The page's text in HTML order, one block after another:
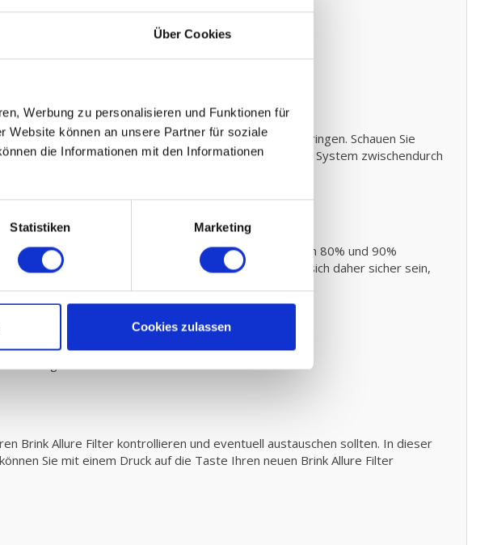
Über Cookies
Werbung zu personalisieren und Funktionen für
Website können an unsere Partner für soziale
die Informationen mit den Informationen
Statistiken Marketing
Cookies zulassen
und den neuen Filter in Ihr Luftheizung Element anbringen. Schauen Sie
kleineWartungen selber durchführenindem Sie Ihr System zwischendurch
EN779 Standards entsprechend zwischen 80% und 90%
auffangen als der Standard vorschreibt. Sie können sich daher sicher sein,
Brink Allure Filter kontrollieren und eventuell austauschen sollten. In dieser
Sie mit einem Druck auf die Taste Ihren neuen Brink Allure Filter